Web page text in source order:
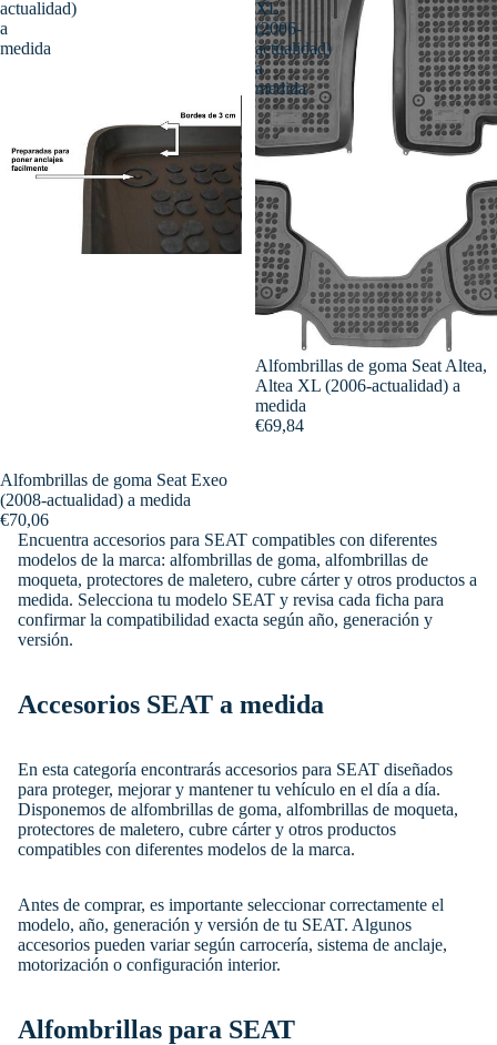
actualidad)
a
medida
Alfombrillas de goma Seat Exeo
(2008-actualidad) a medida
€70,06
XL
(2006-
actualidad)
a
medida
Alfombrillas de goma Seat Altea,
Altea XL (2006-actualidad) a
medida
€69,84
Encuentra accesorios para SEAT compatibles con diferentes
modelos de la marca: alfombrillas de goma, alfombrillas de
moqueta, protectores de maletero, cubre cárter y otros productos a
medida. Selecciona tu modelo SEAT y revisa cada ficha para
confirmar la compatibilidad exacta según año, generación y
versión.
Accesorios SEAT a medida
En esta categoría encontrarás accesorios para SEAT diseñados
para proteger, mejorar y mantener tu vehículo en el día a día.
Disponemos de alfombrillas de goma, alfombrillas de moqueta,
protectores de maletero, cubre cárter y otros productos
compatibles con diferentes modelos de la marca.
Antes de comprar, es importante seleccionar correctamente el
modelo, año, generación y versión de tu SEAT. Algunos
accesorios pueden variar según carrocería, sistema de anclaje,
motorización o configuración interior.
Alfombrillas para SEAT